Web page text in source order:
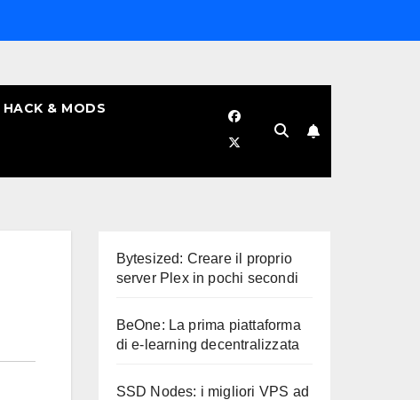
HACK & MODS
Bytesized: Creare il proprio
server Plex in pochi secondi
BeOne: La prima piattaforma
di e-learning decentralizzata
SSD Nodes: i migliori VPS ad